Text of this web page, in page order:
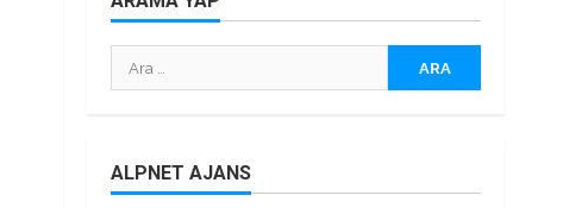
Arama:
ALPNET AJANS